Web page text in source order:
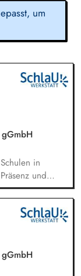
um
in
und
und erstellst
lernen.org.
den
und